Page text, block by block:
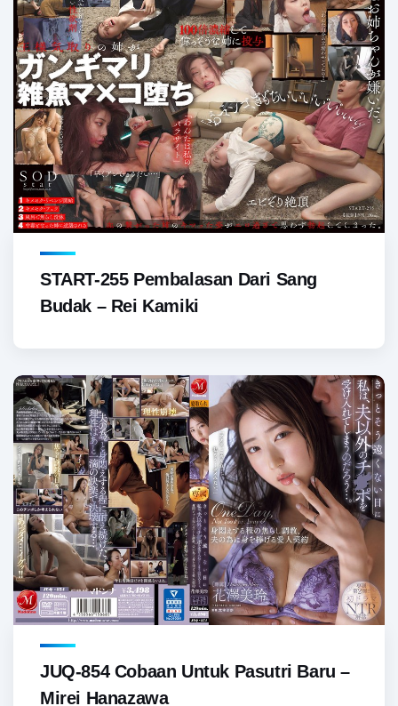
START-255 Pembalasan Dari Sang
Budak – Rei Kamiki
JUQ-854 Cobaan Untuk Pasutri Baru –
Mirei Hanazawa